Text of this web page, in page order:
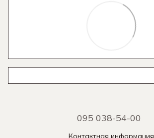
095 038-54-00
Контактная информация